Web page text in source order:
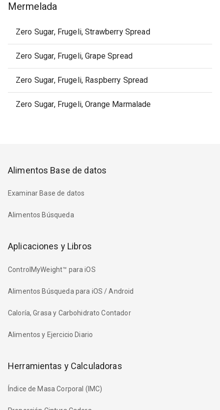
Mermelada
Zero Sugar, Frugeli, Strawberry Spread
Zero Sugar, Frugeli, Grape Spread
Zero Sugar, Frugeli, Raspberry Spread
Zero Sugar, Frugeli, Orange Marmalade
Alimentos Base de datos
Examinar Base de datos
Alimentos Búsqueda
Aplicaciones y Libros
ControlMyWeight™ para iOS
Alimentos Búsqueda para iOS / Android
Caloría, Grasa y Carbohidrato Contador
Alimentos y Ejercicio Diario
Herramientas y Calculadoras
Índice de Masa Corporal (IMC)